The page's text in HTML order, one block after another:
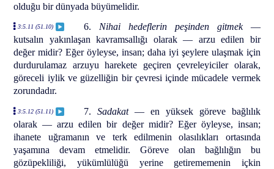
olduğu bir dünyada büyümelidir.
3:5.11 (51.10) 6.Nihai hedeflerin peşinden gitmek —
kutsalın yakınlaşan kavramsallığı olarak — arzu edilen bir
değer midir? Eğer öyleyse, insan; daha iyi şeylere ulaşmak için
durdurulamaz arzuyu harekete geçiren çevreleyiciler olarak,
göreceli iylik ve güzelliğin bir çevresi içinde mücadele vermek
zorundadır.
3:5.12 (51.11) 7.Sadakat— en yüksek göreve bağlılık
olarak — arzu edilen bir değer midir? Eğer öyleyse, insan;
ihanete uğramanın ve terk edilmenin olasılıkları ortasında
yaşamına devam etmelidir. Göreve olan bağlılığın bu
gözüpekliliği, yükümlülüğü yerine getirememenin içkin